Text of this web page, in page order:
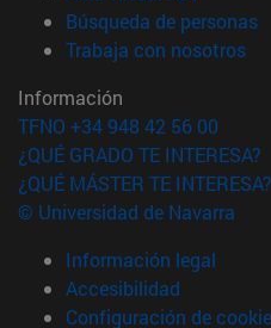
Búsqueda de personas
Trabaja con nosotros
Información
TFNO +34 948 42 56 00
¿QUÉ GRADO TE INTERESA?
¿QUÉ MÁSTER TE INTERESA?
© Universidad de Navarra
Información legal
Accesibilidad
Configuración de